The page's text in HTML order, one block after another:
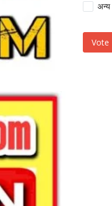
अन्य
Vote